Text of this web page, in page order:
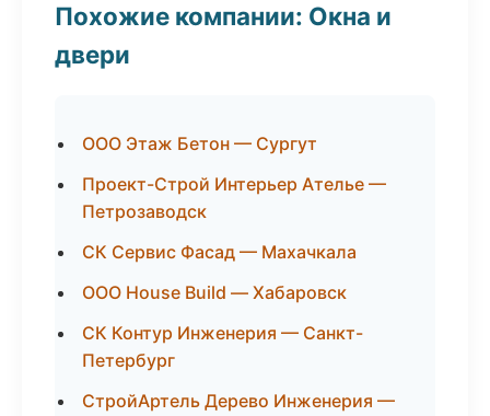
Похожие компании: Окна и
двери
ООО Этаж Бетон — Сургут
Проект-Строй Интерьер Ателье —
Петрозаводск
СК Сервис Фасад — Махачкала
ООО House Build — Хабаровск
СК Контур Инженерия — Санкт-
Петербург
СтройАртель Дерево Инженерия —